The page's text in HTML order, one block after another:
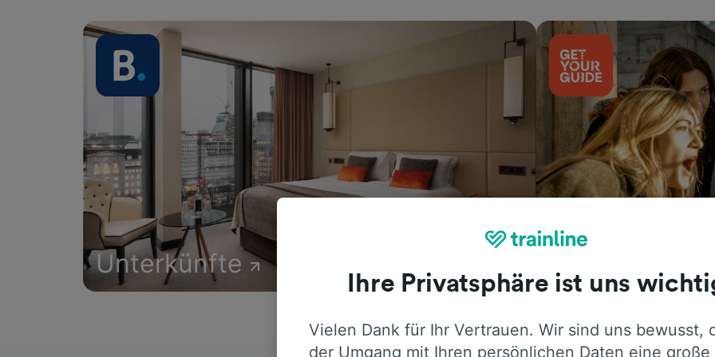
Unterkünfte
Ihre Privatsphäre ist uns
Vielen Dank für Ihr Vertrauen. Wir sind uns bewusst,
der Umgang mit Ihren persönlichen Daten eine große